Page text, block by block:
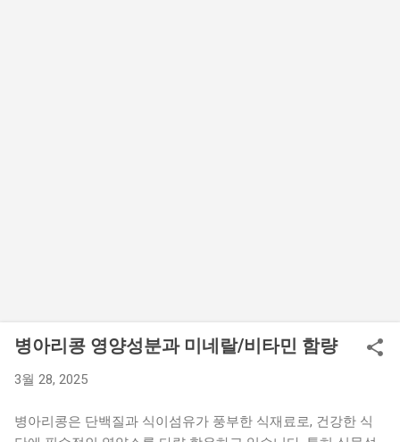
병아리콩 영양성분과 미네랄/비타민 함량
3월 28, 2025
병아리콩은 단백질과 식이섬유가 풍부한 식재료로, 건강한 식